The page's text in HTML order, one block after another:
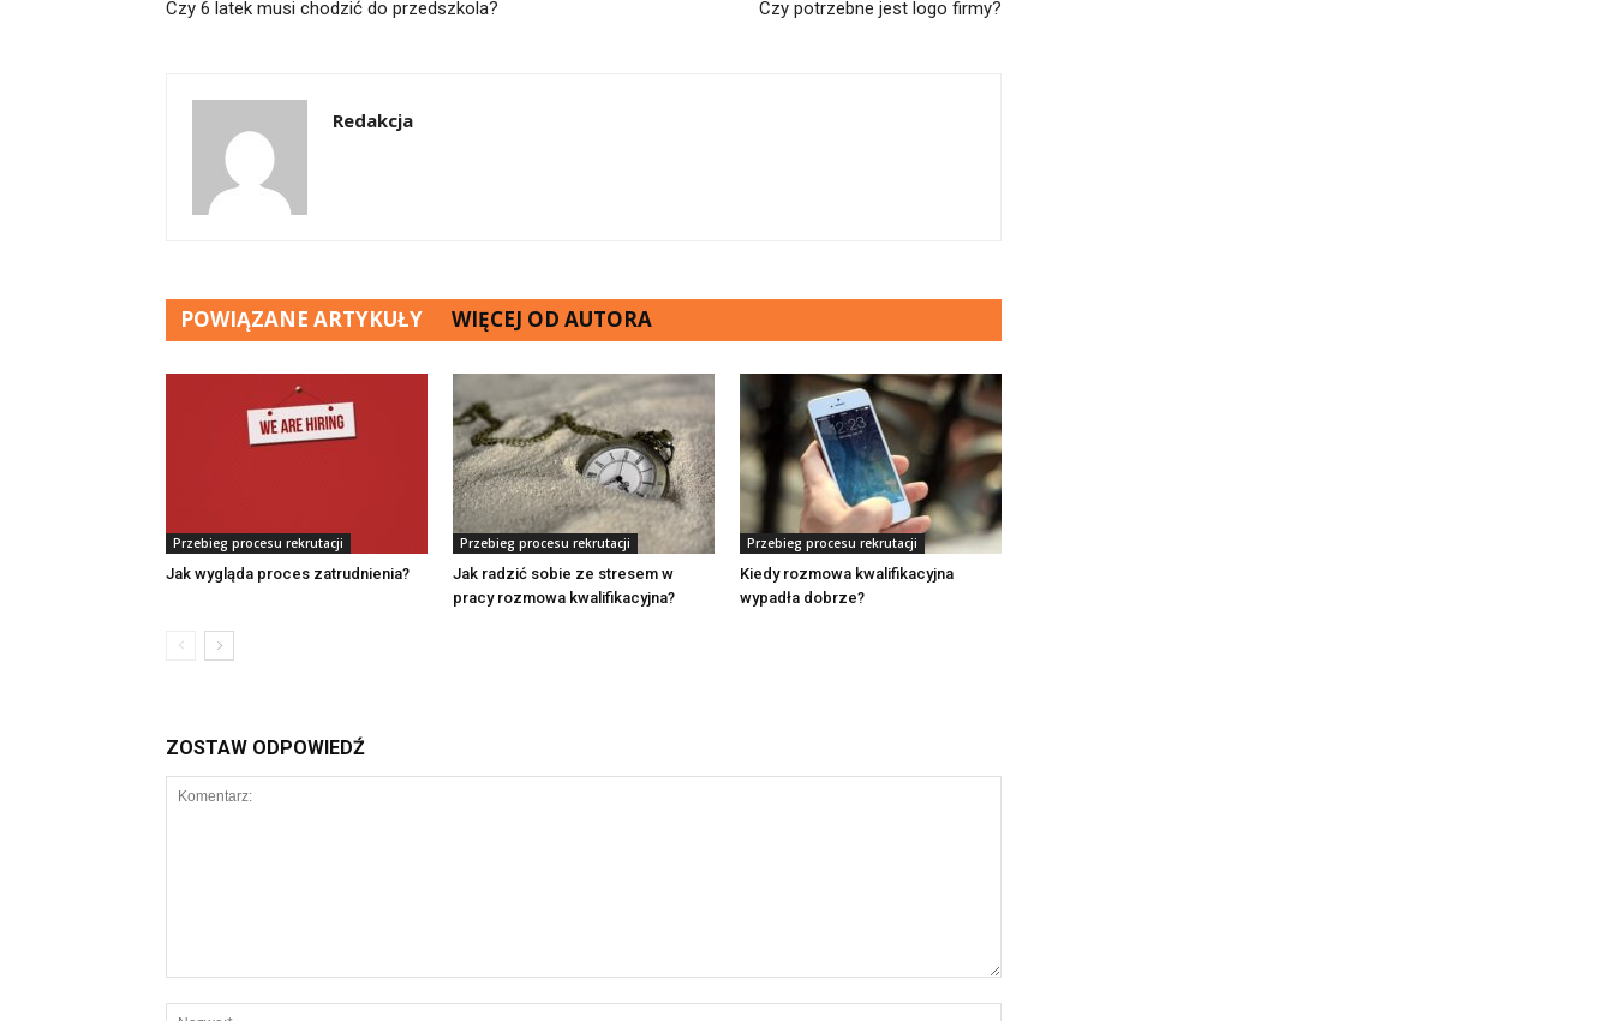
Czy 6 latek musi chodzić do przedszkola? Czy potrzebne jest logo firmy?
Redakcja
POWIĄZANE ARTYKUŁY WIĘCEJ OD AUTORA
Przebieg procesu rekrutacji
Jak wygląda proces zatrudnienia?
Przebieg procesu rekrutacji
Jak radzić sobie ze stresem w
pracy rozmowa kwalifikacyjna?
Przebieg procesu rekrutacji
Kiedy rozmowa kwalifikacyjna
wypadła dobrze?
ZOSTAW ODPOWIEDŹ